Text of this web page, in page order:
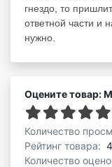
гнездо, то
ответной части и
нужно.
Оцените товар:
Количество
Рейтинг товара:
Количество